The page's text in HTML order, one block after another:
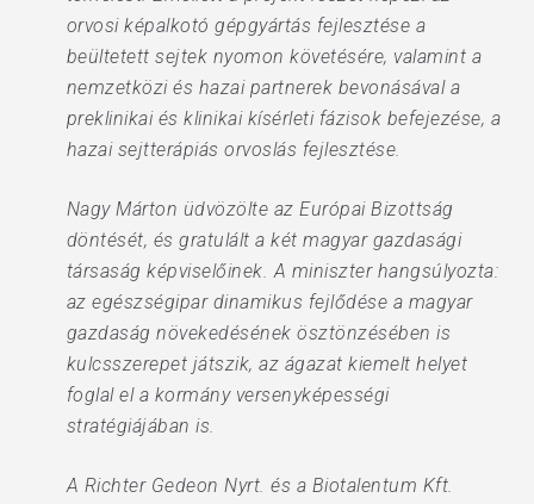
orvosi képalkotó gépgyártás fejlesztése a
beültetett sejtek nyomon követésére, valamint a
nemzetközi és hazai partnerek bevonásával a
preklinikai és klinikai kísérleti fázisok befejezése, a
hazai sejtterápiás orvoslás fejlesztése.
Nagy Márton üdvözölte az Európai Bizottság
döntését, és gratulált a két magyar gazdasági
társaság képviselőinek. A miniszter hangsúlyozta:
az egészségipar dinamikus fejlődése a magyar
gazdaság növekedésének ösztönzésében is
kulcsszerepet játszik, az ágazat kiemelt helyet
foglal el a kormány versenyképességi
stratégiájában is.
A Richter Gedeon Nyrt. és a Biotalentum Kft.